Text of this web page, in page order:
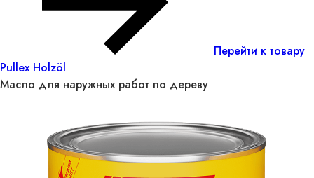
Перейти к товару
Pullex Holzöl
Масло для наружных работ по дереву